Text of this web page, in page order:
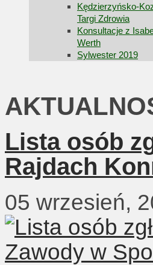
Kędzierzyńsko-
Targi Zdrowia
Konsultacje z
Werth
Sylwester 2019
Lista osób
Rajdach
05 wrzesień,